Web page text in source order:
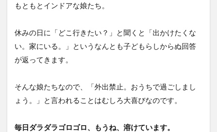
の流
な感
じ。
4
中の
在宅
ワー
の工
もともとインドアな娘たち。
休みの日に「どこ行きたい？」と聞くと「出かけたくな
い。家にいる。」というなんとも子どもらしからぬ回答
が返ってきます。
そんな娘たちなので、「外出禁止。おうちで過ごしまし
ょう。」と言われることはむしろ大喜びなのです。
毎日ダラダラゴロゴロ、もうね、溶けています。